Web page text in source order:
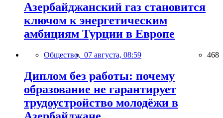
Азербайджанский газ становится
ключом к энергетическим
амбициям Турции в Европе
Общество, 07 августа, 08:59 468
Диплом без работы: почему
образование не гарантирует
трудоустройство молодёжи в